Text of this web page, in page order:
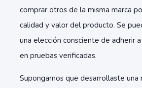
comprar otros de la misma marca
calidad y valor del producto. Se
una elección consciente de adherir
en pruebas verificadas.
Supongamos que desarrollaste una